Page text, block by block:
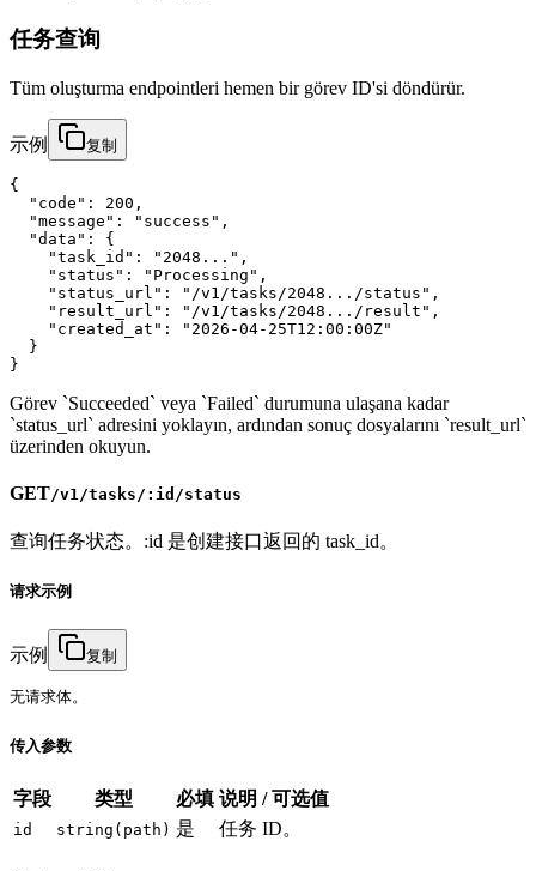
任务查询
Tüm oluşturma endpointleri hemen bir görev ID'si döndürür.
示例 复制
{
  "code": 200,
  "message": "success",
  "data": {
    "task_id": "2048...",
    "status": "Processing",
    "status_url": "/v1/tasks/2048.../status",
    "result_url": "/v1/tasks/2048.../result",
    "created_at": "2026-04-25T12:00:00Z"
  }
}
Görev `Succeeded` veya `Failed` durumuna ulaşana kadar
`status_url` adresini yoklayın, ardından sonuç dosyalarını `result_url`
üzerinden okuyun.
GET/v1/tasks/:id/status
查询任务状态。:id 是创建接口返回的 task_id。
请求示例
示例 复制
无请求体。
传入参数
字段 类型 必填 说明 / 可选值
id string(path) 是 任务 ID。